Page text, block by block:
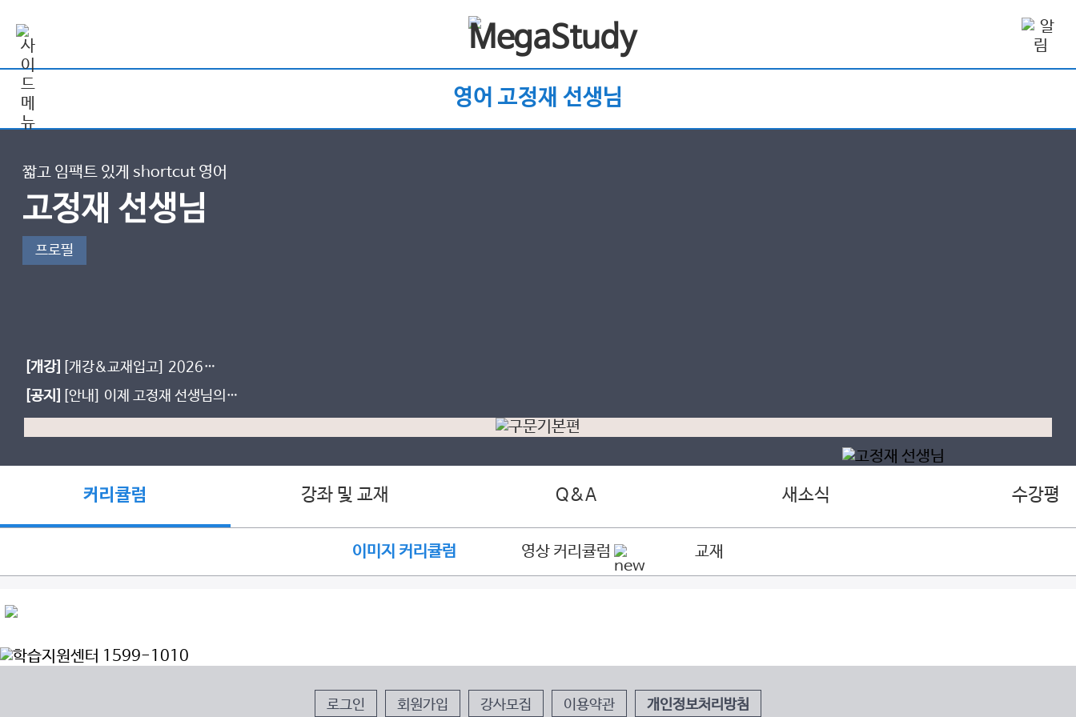
영어 고정재 선생님
짧고 임팩트 있게 shortcut 영어
고정재 선생님
프로필
[개강]
[개강&교재입고] 2026
SHORTCUT [순삽순삭]
[공지]
[안내] 이제 고정재 선생님의
커리큘럼 강좌 및 교재 Q&A 새소식 수강평
이미지 커리큘럼 영상 커리큘럼 교재
로그인 회원가입 강사모집 이용약관 개인정보처리방침